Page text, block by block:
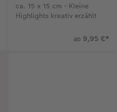
ca. 15 x 15 cm - Kleine
Highlights kreativ erzählt
ab 9,95 €*